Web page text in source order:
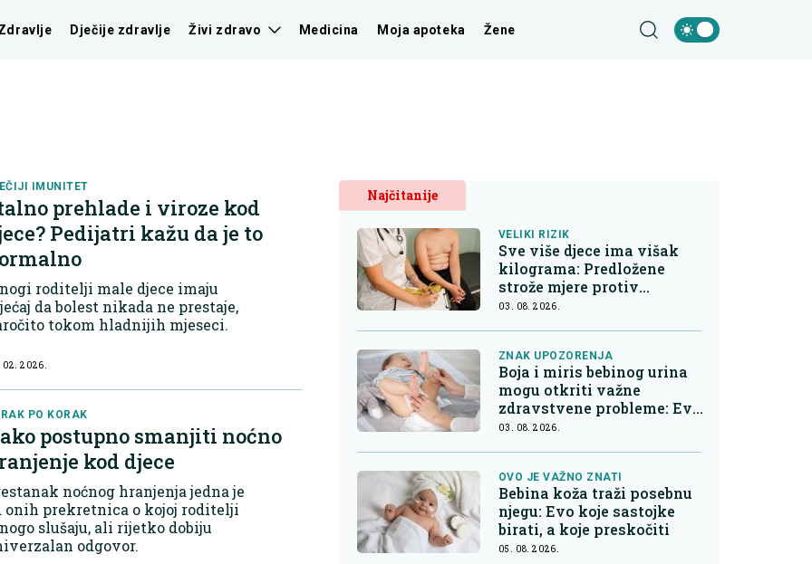
Dječije zdravlje Živi zdravo Medicina Moja apoteka Žene
IMUNITET
prehlade i viroze kod
Pedijatri kažu da je to
roditelji male djece imaju
da bolest nikada ne prestaje,
tokom hladnijih mjeseci.
02. 2026.
PO KORAK
postupno smanjiti noćno
kod djece
noćnog hranjenja jedna je
onih prekretnica o kojoj roditelji
slušaju, ali rijetko dobiju
odgovor.
Najčitanije
VELIKI RIZIK
Sve više djece ima višak
kilograma: Predložene
strože mjere protiv
nezdrave hrane
03. 08. 2026.
ZNAK UPOZORENJA
Boja i miris bebinog urina
mogu otkriti važne
zdravstvene probleme: Evo
na šta roditelji trebaju obr
03. 08. 2026.
OVO JE VAŽNO ZNATI
Bebina koža traži posebnu
njegu: Evo koje sastojke
birati, a koje preskočiti
05. 08. 2026.